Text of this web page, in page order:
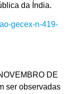
da Índia.
gecex-n-419-
DE
ser observadas